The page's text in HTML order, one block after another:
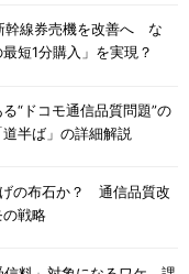
幹線券売機を改善へ な
短1分購入」を実現？
“ドコモ通信品質問題”の
半ば」の詳細解説
の布石か？ 通信品質改
の戦略